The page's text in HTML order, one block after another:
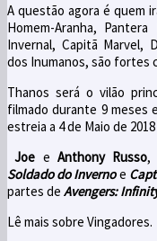
A questão agora é quem
Homem-Aranha,
Invernal, Capitã Marvel,
dos Inumanos, são fortes
Thanos será o vilão
filmado durante 9 meses
estreia a 4 de Maio de
Joe e Anthony Russo,
Soldado do Invernoe
partes de Avengers:
Lê mais sobre Vingadores.